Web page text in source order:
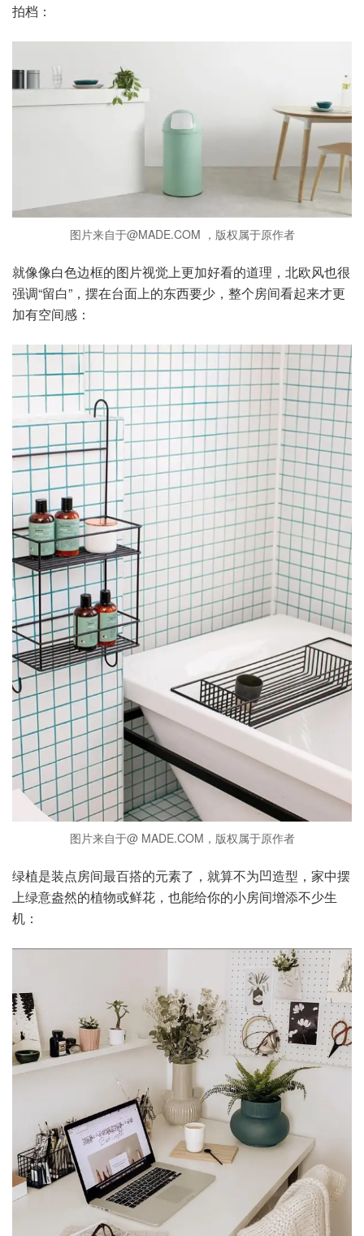
拍档：
图片来自于@MADE.COM ，版权属于原作者
就像像白色边框的图片视觉上更加好看的道理，北欧风也很
强调“留白”，摆在台面上的东西要少，整个房间看起来才更
加有空间感：
图片来自于@ MADE.COM，版权属于原作者
绿植是装点房间最百搭的元素了，就算不为凹造型，家中摆
上绿意盎然的植物或鲜花，也能给你的小房间增添不少生
机：